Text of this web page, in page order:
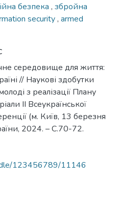
безпека , збройна
security, armed
середовище для життя:
// Наукові здобутки
з реалізації Плану
ІІ Всеукраїнської
(м. Київ, 13 березня
2024. – С.70-72.
123456789/11146